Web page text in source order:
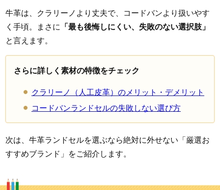
牛革は、クラリーノより丈夫で、コードバンより扱いやす
く手頃。まさに 「最も後悔しにくい、失敗のない選択肢」
と言えます。
さらに詳しく素材の特徴をチェック
クラリーノ（人工皮革）のメリット・デメリット
コードバンランドセルの失敗しない選び方
次は、牛革ランドセルを選ぶなら絶対に外せない「厳選お
すすめブランド」をご紹介します。